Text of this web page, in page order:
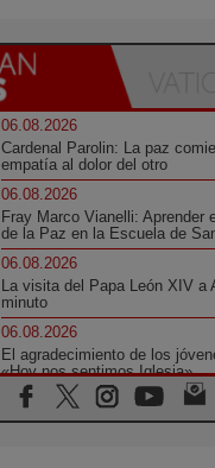
06.08.2026
Cardenal Parolin: La paz
empatía al dolor del otro
06.08.2026
Fray Marco Vianelli: Aprender
de la Paz en la Escuela de
06.08.2026
La visita del Papa León XIV a
minuto
06.08.2026
El agradecimiento de los
«Hoy nos sentimos Iglesia»
06.08.2026
Líbano: Reanudan los